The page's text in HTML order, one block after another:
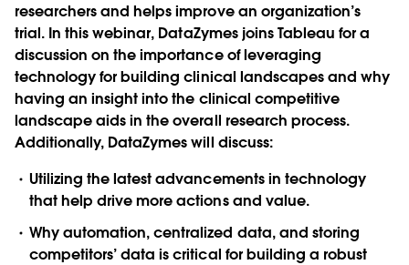
researchers and helps improve an organization’s
trial. In this webinar, DataZymes joins Tableau for a
discussion on the importance of leveraging
technology for building clinical landscapes and why
having an insight into the clinical competitive
landscape aids in the overall research process.
Additionally, DataZymes will discuss:
Utilizing the latest advancements in technology
that help drive more actions and value.
Why automation, centralized data, and storing
competitors’ data is critical for building a robust